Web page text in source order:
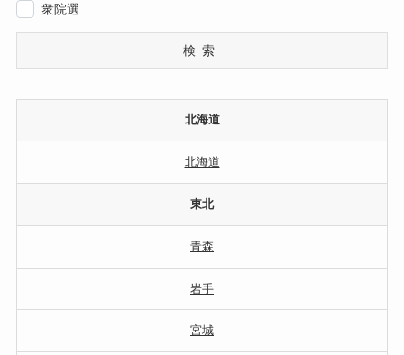
衆院選
検索
北海道
北海道
東北
青森
岩手
宮城